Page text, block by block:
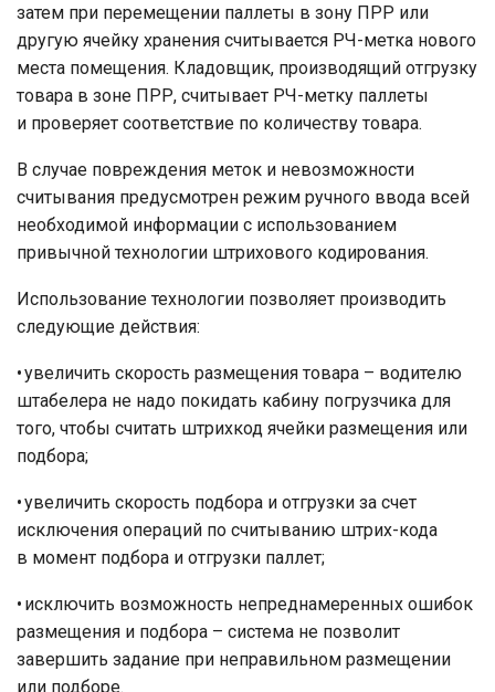
затем при перемещении паллеты в зону ПРР или
другую ячейку хранения считывается РЧ-метка нового
места помещения. Кладовщик, производящий отгрузку
товара в зоне ПРР, считывает РЧ-метку паллеты
и проверяет соответствие по количеству товара.
В случае повреждения меток и невозможности
считывания предусмотрен режим ручного ввода всей
необходимой информации с использованием
привычной технологии штрихового кодирования.
Использование технологии позволяет производить
следующие действия:
• увеличить скорость размещения товара – водителю
штабелера не надо покидать кабину погрузчика для
того, чтобы считать штрихкод ячейки размещения или
подбора;
• увеличить скорость подбора и отгрузки за счет
исключения операций по считыванию штрих-кода
в момент подбора и отгрузки паллет;
• исключить возможность непреднамеренных ошибок
размещения и подбора – система не позволит
завершить задание при неправильном размещении
или подборе.